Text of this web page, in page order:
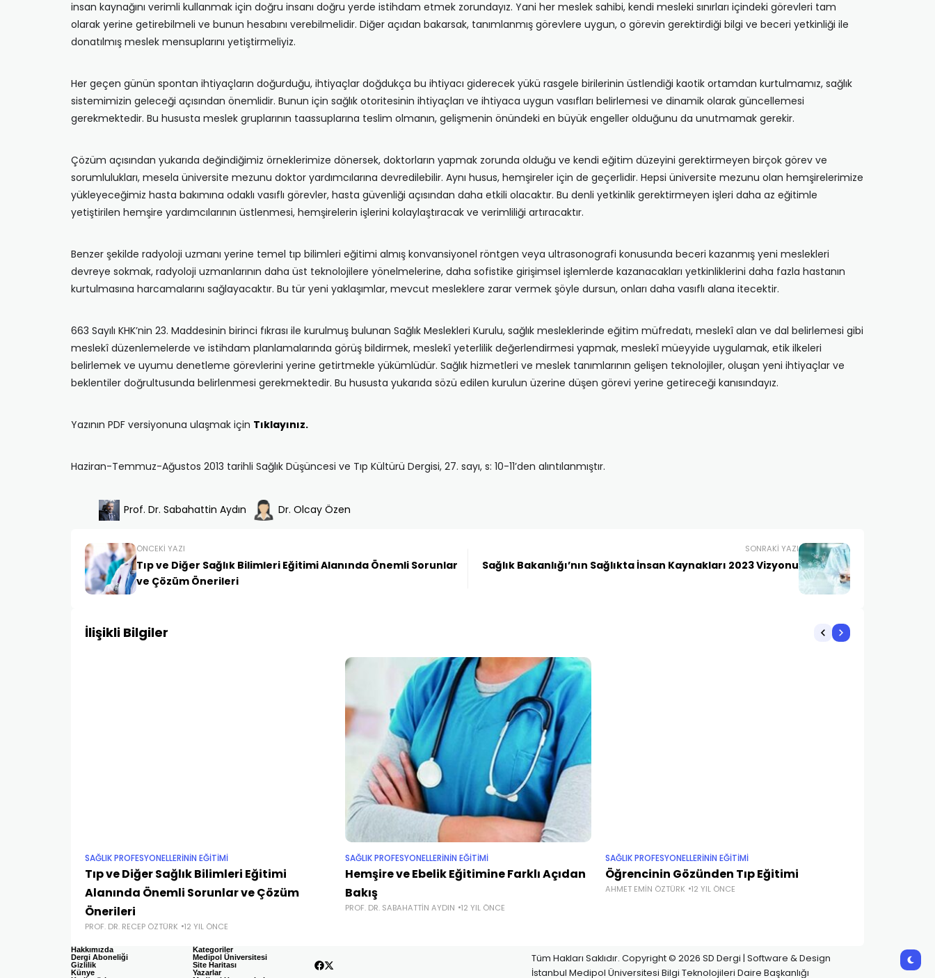
insan kaynağını verimli kullanmak için doğru insanı doğru yerde istihdam etmek zorundayız. Yani her meslek sahibi, kendi mesleki sınırları içindeki görevleri tam
olarak yerine getirebilmeli ve bunun hesabını verebilmelidir. Diğer açıdan bakarsak, tanımlanmış görevlere uygun, o görevin gerektirdiği bilgi ve beceri yetkinliği ile
donatılmış meslek mensuplarını yetiştirmeliyiz.
Her geçen günün spontan ihtiyaçların doğurduğu, ihtiyaçlar doğdukça bu ihtiyacı giderecek yükü rasgele birilerinin üstlendiği kaotik ortamdan kurtulmamız, sağlık
sistemimizin geleceği açısından önemlidir. Bunun için sağlık otoritesinin ihtiyaçları ve ihtiyaca uygun vasıfları belirlemesi ve dinamik olarak güncellemesi
gerekmektedir. Bu hususta meslek gruplarının taassuplarına teslim olmanın, gelişmenin önündeki en büyük engeller olduğunu da unutmamak gerekir.
Çözüm açısından yukarıda değindiğimiz örneklerimize dönersek, doktorların yapmak zorunda olduğu ve kendi eğitim düzeyini gerektirmeyen birçok görev ve
sorumlulukları, mesela üniversite mezunu doktor yardımcılarına devredilebilir. Aynı husus, hemşireler için de geçerlidir. Hepsi üniversite mezunu olan hemşirelerimize
yükleyeceğimiz hasta bakımına odaklı vasıflı görevler, hasta güvenliği açısından daha etkili olacaktır. Bu denli yetkinlik gerektirmeyen işleri daha az eğitimle
yetiştirilen hemşire yardımcılarının üstlenmesi, hemşirelerin işlerini kolaylaştıracak ve verimliliği artıracaktır.
Benzer şekilde radyoloji uzmanı yerine temel tıp bilimleri eğitimi almış konvansiyonel röntgen veya ultrasonografi konusunda beceri kazanmış yeni meslekleri
devreye sokmak, radyoloji uzmanlarının daha üst teknolojilere yönelmelerine, daha sofistike girişimsel işlemlerde kazanacakları yetkinliklerini daha fazla hastanın
kurtulmasına harcamalarını sağlayacaktır. Bu tür yeni yaklaşımlar, mevcut mesleklere zarar vermek şöyle dursun, onları daha vasıflı alana itecektir.
663 Sayılı KHK’nin 23. Maddesinin birinci fıkrası ile kurulmuş bulunan Sağlık Meslekleri Kurulu, sağlık mesleklerinde eğitim müfredatı, meslekî alan ve dal belirlemesi gibi
meslekî düzenlemelerde ve istihdam planlamalarında görüş bildirmek, meslekî yeterlilik değerlendirmesi yapmak, meslekî müeyyide uygulamak, etik ilkeleri
belirlemek ve uyumu denetleme görevlerini yerine getirtmekle yükümlüdür. Sağlık hizmetleri ve meslek tanımlarının gelişen teknolojiler, oluşan yeni ihtiyaçlar ve
beklentiler doğrultusunda belirlenmesi gerekmektedir. Bu hususta yukarıda sözü edilen kurulun üzerine düşen görevi yerine getireceği kanısındayız.
Yazının PDF versiyonuna ulaşmak için Tıklayınız.
Haziran-Temmuz-Ağustos 2013 tarihli Sağlık Düşüncesi ve Tıp Kültürü Dergisi, 27. sayı, s: 10-11’den alıntılanmıştır.
Prof. Dr. Sabahattin Aydın Dr. Olcay Özen
ÖNCEKI YAZI
Tıp ve Diğer Sağlık Bilimleri Eğitimi Alanında Önemli Sorunlar
ve Çözüm Önerileri
SONRAKI YAZI
Sağlık Bakanlığı’nın Sağlıkta İnsan Kaynakları 2023 Vizyonu
İlişikli Bilgiler
SAĞLIK PROFESYONELLERİNİN EĞİTİMİ
Tıp ve Diğer Sağlık Bilimleri Eğitimi
Alanında Önemli Sorunlar ve Çözüm
Önerileri
PROF. DR. RECEP ÖZTÜRK 12 YIL ÖNCE
SAĞLIK PROFESYONELLERİNİN EĞİTİMİ
Hemşire ve Ebelik Eğitimine Farklı Açıdan
Bakış
PROF. DR. SABAHATTIN AYDIN 12 YIL ÖNCE
SAĞLIK PROFESYONELLERİNİN EĞİTİMİ
Öğrencinin Gözünden Tıp Eğitimi
AHMET EMIN ÖZTÜRK 12 YIL ÖNCE
Hakkımızda
Dergi Aboneliği
Gizlilik
Künye
Kategoriler
Medipol Üniversitesi
Site Haritası
Yazarlar
Tüm Hakları Saklıdır. Copyright © 2026 SD Dergi | Software & Design
İstanbul Medipol Üniversitesi Bilgi Teknolojileri Daire Başkanlığı